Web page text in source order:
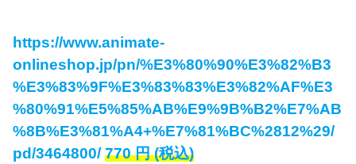
https://www.animate-
onlineshop.jp/pn/%E3%80%90%E3%82%B3
%E3%83%9F%E3%83%83%E3%82%AF%E3
%80%91%E5%85%AB%E9%9B%B2%E7%AB
%8B%E3%81%A4+%E7%81%BC%2812%29/
pd/3464800/ 770 円 (税込)